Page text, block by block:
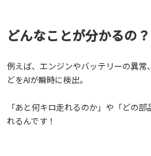
どんなことが分かるの？
例えば、エンジンやバッテリーの異
どをAIが瞬時に検出。
「あと何キロ走れるのか」や「どの
れるんです！